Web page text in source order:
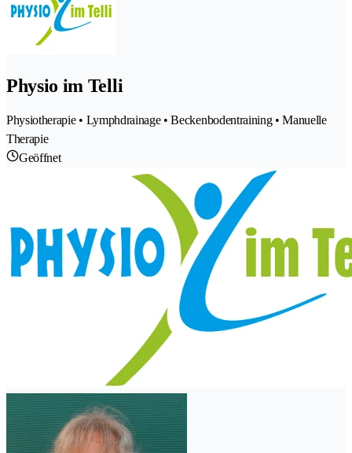
Physio im Telli
Physiotherapie • Lymphdrainage • Beckenbodentraining • Manuelle
Therapie
Geöffnet